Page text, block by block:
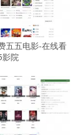
五五电影-在线看
影院